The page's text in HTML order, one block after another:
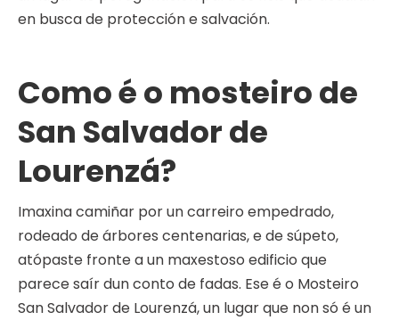
en busca de protección e salvación.
Como é o mosteiro de
San Salvador de
Lourenzá?
Imaxina camiñar por un carreiro empedrado,
rodeado de árbores centenarias, e de súpeto,
atópaste fronte a un maxestoso edificio que
parece saír dun conto de fadas. Ese é o Mosteiro
San Salvador de Lourenzá, un lugar que non só é un